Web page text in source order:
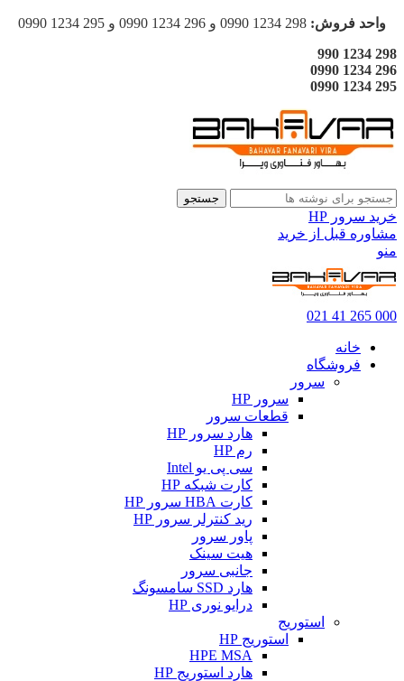
واحد فروش:
298 1234 990
296 1234 0990
295 1234 0990
جستجو
خرید سرور HP
مشاوره قبل از خرید
منو
000 265 41 021
خانه
فروشگاه
سرور
سرور HP
قطعات سرور
هارد سرور HP
رم HP
سی پی یو Intel
کارت شبکه HP
کارت HBA سرور HP
رید کنترلر سرور HP
پاور سرور
هیت سینک
جانبی سرور
هارد SSD سامسونگ
درایو نوری HP
استوریج
استوریج HP
HPE MSA
هارد استوریج HP